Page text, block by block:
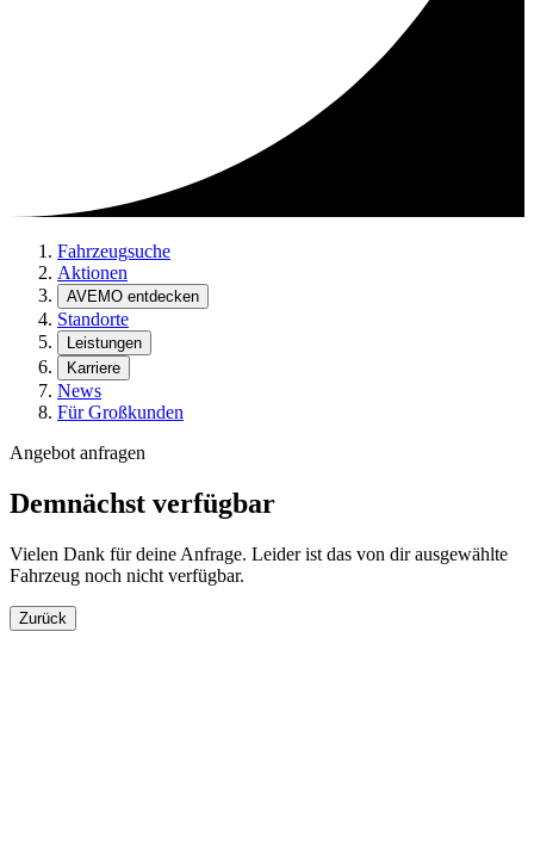
Fahrzeugsuche
Aktionen
AVEMO entdecken
Standorte
Leistungen
Karriere
News
Für Großkunden
Angebot anfragen
Demnächst verfügbar
Vielen Dank für deine Anfrage. Leider ist das von dir ausgewählte
Fahrzeug noch nicht verfügbar.
Zurück